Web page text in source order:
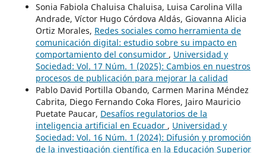
Sonia Fabiola Chaluisa Chaluisa, Luisa Carolina Villa
Andrade, Víctor Hugo Córdova Aldás, Giovanna Alicia
Ortiz Morales, Redes sociales como herramienta de
comunicación digital: estudio sobre su impacto en
comportamiento del consumidor , Universidad y
Sociedad: Vol. 17 Núm. 1 (2025): Cambios en nuestros
procesos de publicación para mejorar la calidad
Pablo David Portilla Obando, Carmen Marina Méndez
Cabrita, Diego Fernando Coka Flores, Jairo Mauricio
Puetate Paucar, Desafíos regulatorios de la
inteligencia artificial en Ecuador , Universidad y
Sociedad: Vol. 16 Núm. 1 (2024): Difusión y promoción
de la investigación científica en la Educación Superior